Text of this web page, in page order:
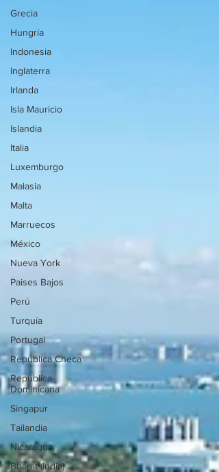
Grecia
Hungría
Indonesia
Inglaterra
Irlanda
Isla Mauricio
Islandia
Italia
Luxemburgo
Malasia
Malta
Marruecos
México
Nueva York
Paises Bajos
Perú
Turquía
Portugal
República Checa
República
Dominicana
Singapur
Tailandia
Nicaragua
Bharat (India)